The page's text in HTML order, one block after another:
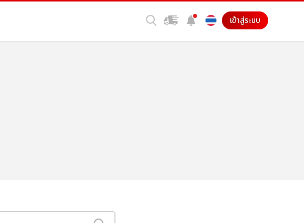
เข้าสู่ระบบ